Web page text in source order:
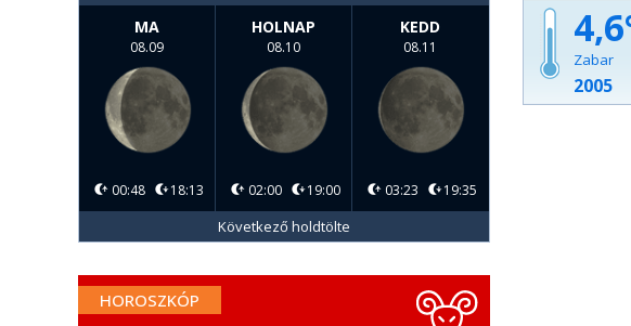
MA
08.09
00:48 18:13
HOLNAP
08.10
02:00 19:00
KEDD
08.11
03:23 19:35
Következő holdtölte
HOROSZKÓP
4,6
Zabar
2005